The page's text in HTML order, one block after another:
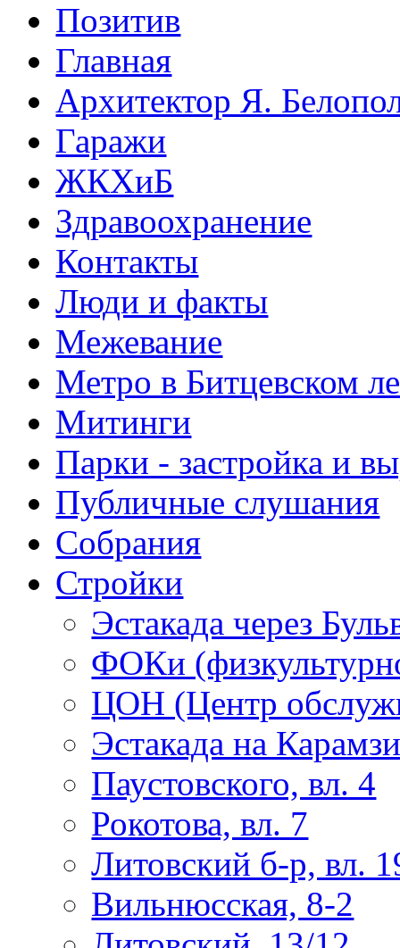
Позитив
Главная
Архитектор Я.
Гаражи
ЖКХиБ
Здравоохранение
Контакты
Люди и факты
Межевание
Метро в Битцевском
Митинги
Парки - застройка и
Публичные слушания
Собрания
Стройки
Эстакада через
ФОКи
ЦОН (Центр
Эстакада на
Паустовского, вл. 4
Рокотова, вл. 7
Литовский б-р, вл.
Вильнюсская, 8-2